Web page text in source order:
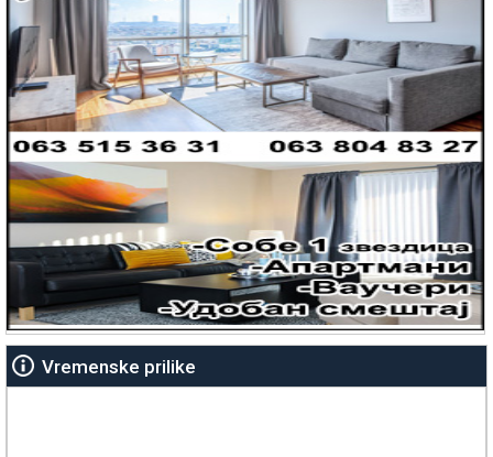
Vremenske prilike